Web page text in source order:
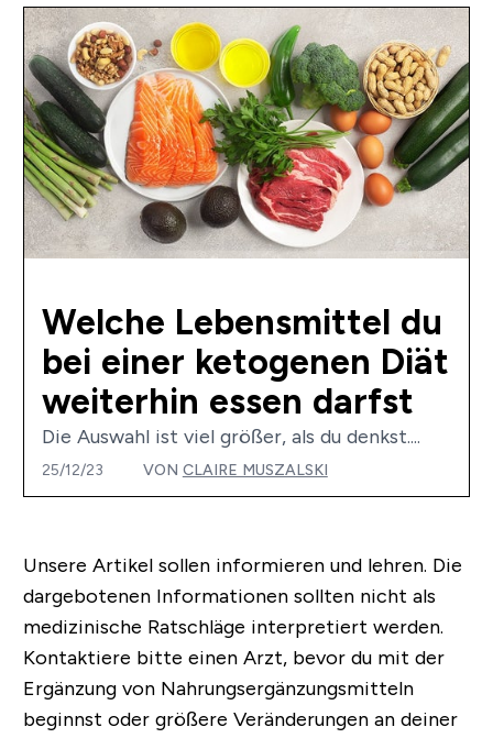
Welche Lebensmittel du
bei einer ketogenen Diät
weiterhin essen darfst
Die Auswahl ist viel größer, als du denkst....
25/12/23 VON CLAIRE MUSZALSKI
Unsere Artikel sollen informieren und lehren. Die
dargebotenen Informationen sollten nicht als
medizinische Ratschläge interpretiert werden.
Kontaktiere bitte einen Arzt, bevor du mit der
Ergänzung von Nahrungsergänzungsmitteln
beginnst oder größere Veränderungen an deiner